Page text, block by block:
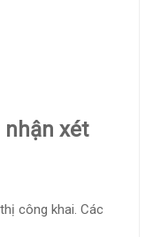
nhận xét
công khai. Các